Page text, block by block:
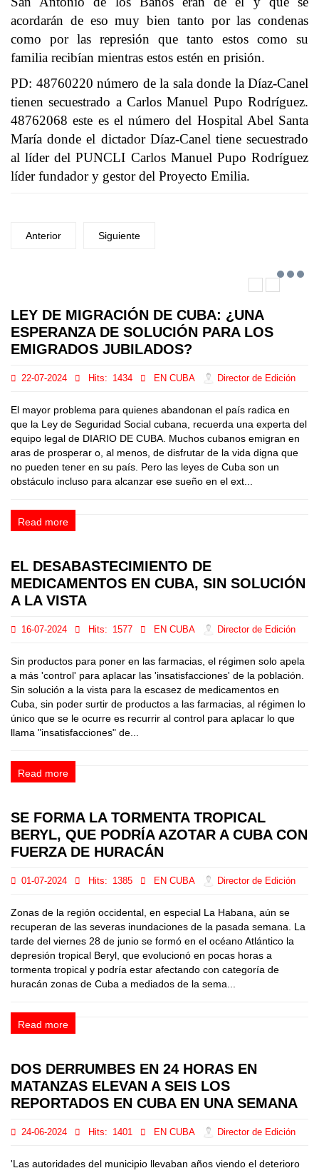
acordarán de eso muy bien tanto por las condenas
como por las represión que tanto estos como su
familia recibían mientras estos estén en prisión.
PD: 48760220 número de la sala donde la Díaz-Canel
tienen secuestrado a Carlos Manuel Pupo Rodríguez.
48762068 este es el número del Hospital Abel Santa
María donde el dictador Díaz-Canel tiene secuestrado
al líder del PUNCLI Carlos Manuel Pupo Rodríguez
líder fundador y gestor del Proyecto Emilia.
Anterior Siguiente
LEY DE MIGRACIÓN DE CUBA: ¿UNA
ESPERANZA DE SOLUCIÓN PARA LOS
EMIGRADOS JUBILADOS?
22-07-2024 Hits: 1434 EN CUBA Director de Edición
El mayor problema para quienes abandonan el país radica en
que la Ley de Seguridad Social cubana, recuerda una experta del
equipo legal de DIARIO DE CUBA. Muchos cubanos emigran en
aras de prosperar o, al menos, de disfrutar de la vida digna que
no pueden tener en su país. Pero las leyes de Cuba son un
obstáculo incluso para alcanzar ese sueño en el ext...
Read more
EL DESABASTECIMIENTO DE
MEDICAMENTOS EN CUBA, SIN SOLUCIÓN
A LA VISTA
16-07-2024 Hits: 1577 EN CUBA Director de Edición
Sin productos para poner en las farmacias, el régimen solo apela
a más 'control' para aplacar las 'insatisfacciones' de la población.
Sin solución a la vista para la escasez de medicamentos en
Cuba, sin poder surtir de productos a las farmacias, al régimen lo
único que se le ocurre es recurrir al control para aplacar lo que
llama "insatisfacciones" de...
Read more
SE FORMA LA TORMENTA TROPICAL
BERYL, QUE PODRÍA AZOTAR A CUBA CON
FUERZA DE HURACÁN
01-07-2024 Hits: 1385 EN CUBA Director de Edición
Zonas de la región occidental, en especial La Habana, aún se
recuperan de las severas inundaciones de la pasada semana. La
tarde del viernes 28 de junio se formó en el océano Atlántico la
depresión tropical Beryl, que evolucionó en pocas horas a
tormenta tropical y podría estar afectando con categoría de
huracán zonas de Cuba a mediados de la sema...
Read more
DOS DERRUMBES EN 24 HORAS EN
MATANZAS ELEVAN A SEIS LOS
REPORTADOS EN CUBA EN UNA SEMANA
24-06-2024 Hits: 1401 EN CUBA Director de Edición
'Las autoridades del municipio llevaban años viendo el deterioro